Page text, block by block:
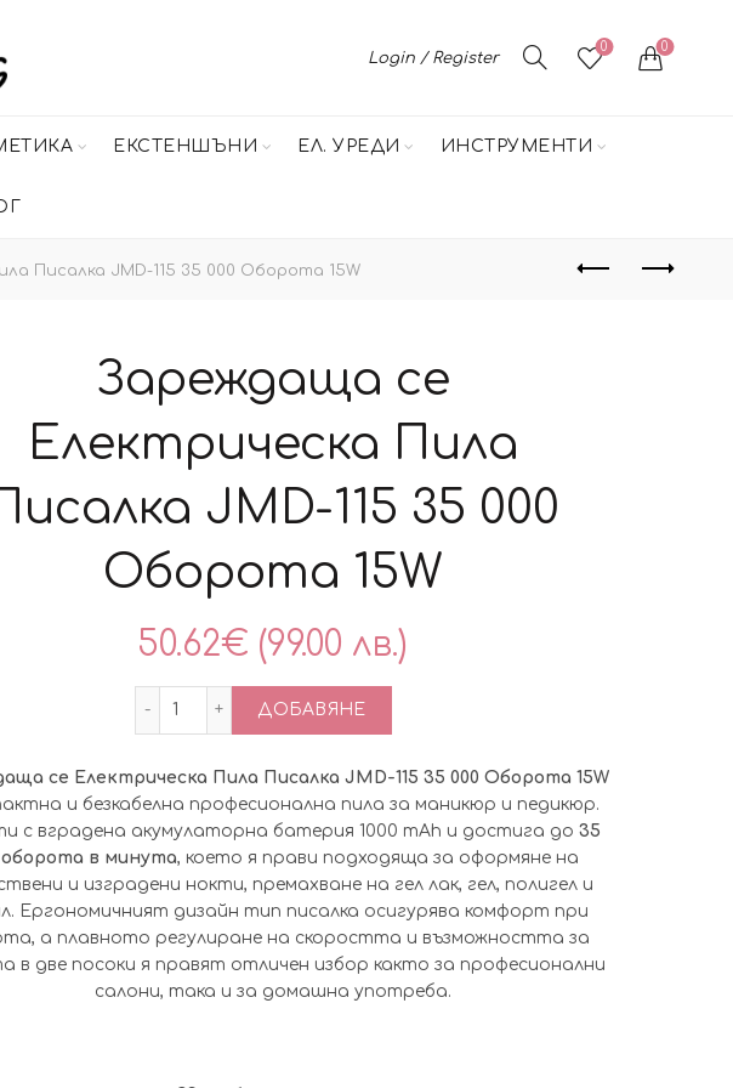
Login / Register
0 0
ЕКСТЕНШЪНИ ЕЛ. УРЕДИ ИНСТРУМЕНТИ
Писалка JMD-115 35 000 Оборота 15W
Зареждаща се
Електрическа Пила
JMD-115 35 000
Оборота 15W
50.62€ (99.00 лв.)
количество за Зареждаща се Електрическа Пила Писалка
ДОБАВЯНЕ
се Електрическа Пила Писалка JMD-115 35 000 Оборота 15W
и безкабелна професионална пила за маникюр и педикюр.
с вградена акумулаторна батерия 1000 mAh и достига до 35
оборота в минута, което я прави подходяща за оформяне на
и изградени нокти, премахване на гел лак, гел, полигел и
Ергономичният дизайн тип писалка осигурява комфорт при
а плавното регулиране на скоростта и възможността за
в две посоки я правят отличен избор както за професионални
салони, така и за домашна употреба.